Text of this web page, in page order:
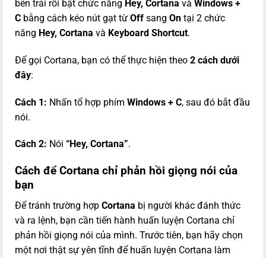
bên trái rồi bật chức năng Hey, Cortana và Windows +
C bằng cách kéo nút gạt từ Off sang On tại 2 chức
năng Hey, Cortana và Keyboard Shortcut.
Để gọi Cortana, bạn có thể thực hiện theo 2 cách dưới
đây:
Cách 1: Nhấn tổ hợp phím Windows + C, sau đó bắt đầu
nói.
Cách 2: Nói “Hey, Cortana”.
Cách để Cortana chỉ phản hồi giọng nói của
bạn
Để tránh trường hợp Cortana bị người khác đánh thức
và ra lệnh, bạn cần tiến hành huấn luyện Cortana chỉ
phản hồi giọng nói của mình. Trước tiên, bạn hãy chọn
một nơi thật sự yên tĩnh để huấn luyện Cortana làm